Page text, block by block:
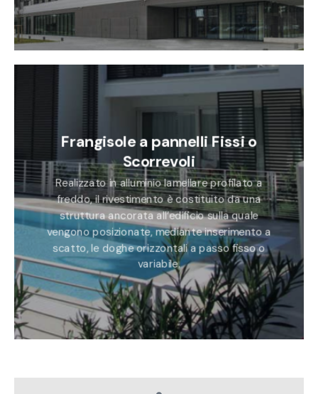
Frangisole a pannelli Fissi o
Scorrevoli
Realizzato in alluminio lamellare profilato a
freddo, il rivestimento è costituito da una
struttura ancorata all’edificio sulla quale
vengono posizionate, mediante inserimento a
scatto, le doghe orizzontali a passo fisso o
variabile.